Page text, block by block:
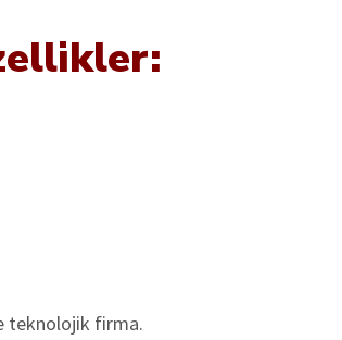
teknolojik firma.